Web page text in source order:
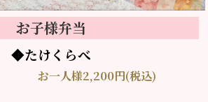
お子様弁当
◆たけくらべ
お一人様2,200円(税込)